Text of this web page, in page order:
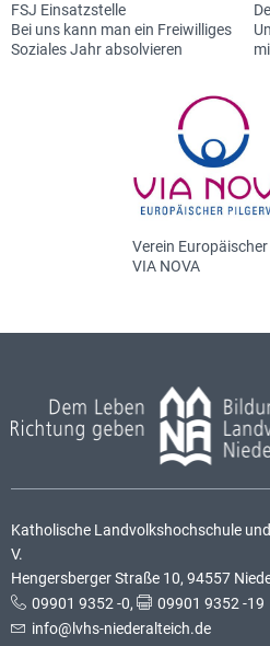
FSJ Einsatzstelle
Bei uns kann man ein Freiwilliges
Soziales Jahr absolvieren
Verein
VIA NOVA
Katholische Landvolkshochschule
V.
Hengersberger Straße 10, 94557
09901 9352 -0,
09901 9352 -19
info@lvhs-niederalteich.de